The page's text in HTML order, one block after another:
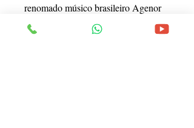
renomado músico brasileiro Agenor
de Oliveira, mais conhecido como
Cartola, é uma das mais famosas e